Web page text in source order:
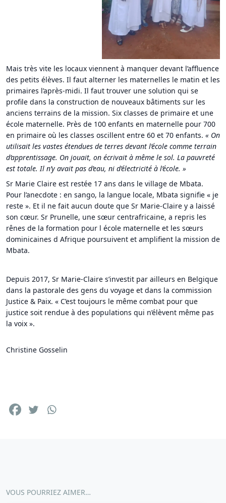
Mais très vite les locaux viennent à manquer devant l’affluence
des petits élèves. Il faut alterner les maternelles le matin et les
primaires l’après-midi. Il faut trouver une solution qui se
profile dans la construction de nouveaux bâtiments sur les
anciens terrains de la mission. Six classes de primaire et une
école maternelle. Près de 100 enfants en maternelle pour 700
en primaire où les classes oscillent entre 60 et 70 enfants. « On
utilisait les vastes étendues de terres devant l’école comme terrain
d’apprentissage. On jouait, on écrivait à même le sol. La pauvreté
est totale. Il n’y avait pas d’eau, ni d’électricité à l’école. »
Sr Marie Claire est restée 17 ans dans le village de Mbata.
Pour l’anecdote : en sango, la langue locale, Mbata signifie « je
reste ». Et il ne fait aucun doute que Sr Marie-Claire y a laissé
son cœur. Sr Prunelle, une sœur centrafricaine, a repris les
rênes de la formation pour l école maternelle et les sœurs
dominicaines d Afrique poursuivent et amplifient la mission de
Mbata.
Depuis 2017, Sr Marie-Claire s’investit par ailleurs en Belgique
dans la pastorale des gens du voyage et dans la commission
Justice & Paix. « C’est toujours le même combat pour que
justice soit rendue à des populations qui n’élèvent même pas
la voix ».
Christine Gosselin
VOUS POURRIEZ AIMER…